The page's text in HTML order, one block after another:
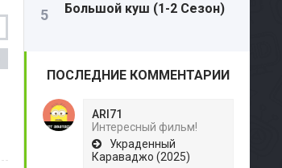
Большой куш (1-2 Сезон)
ПОСЛЕДНИЕ КОММЕНТАРИИ
ARI71
Интересный фильм!
Украденный
Караваджо (2025)